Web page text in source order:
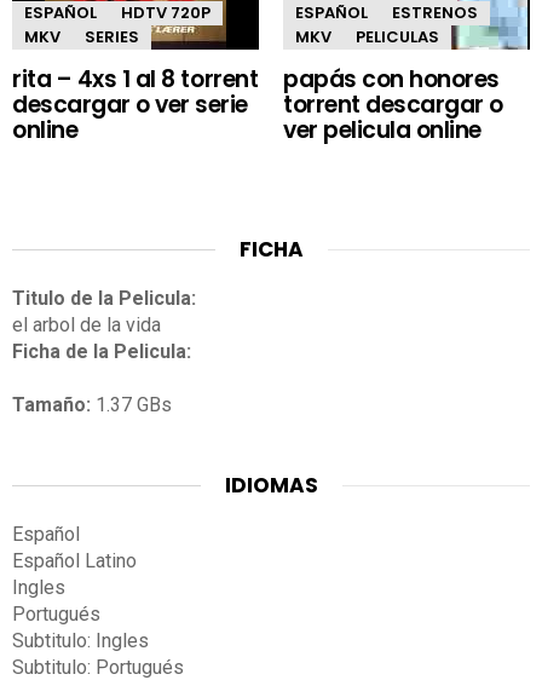
ESPAÑOL
HDTV 720P
MKV
SERIES
rita – 4xs 1 al 8 torrent
descargar o ver serie
online
ESPAÑOL
ESTRENOS
MKV
PELICULAS
papás con honores
torrent descargar o
ver pelicula online
FICHA
Titulo de la Pelicula:
el arbol de la vida
Ficha de la Pelicula:
Tamaño: 1.37 GBs
IDIOMAS
Español
Español Latino
Ingles
Portugués
Subtitulo: Ingles
Subtitulo: Portugués